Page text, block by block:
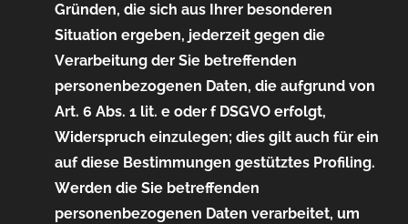
Gründen, die sich aus Ihrer besonderen
Situation ergeben, jederzeit gegen die
Verarbeitung der Sie betreffenden
personenbezogenen Daten, die aufgrund von
Art. 6 Abs. 1 lit. e oder f DSGVO erfolgt,
Widerspruch einzulegen; dies gilt auch für ein
auf diese Bestimmungen gestütztes Profiling.
Werden die Sie betreffenden
personenbezogenen Daten verarbeitet, um